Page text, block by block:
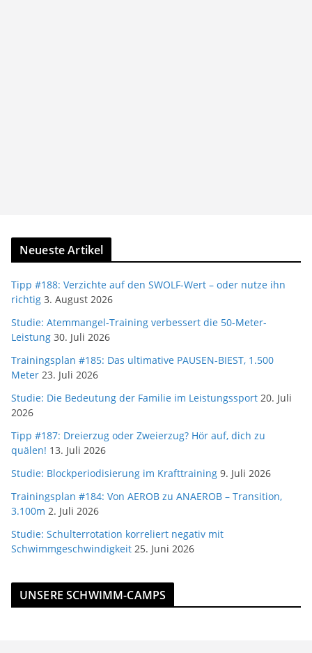
Neueste Artikel
Tipp #188: Verzichte auf den SWOLF-Wert – oder nutze ihn
richtig 3. August 2026
Studie: Atemmangel-Training verbessert die 50-Meter-
Leistung 30. Juli 2026
Trainingsplan #185: Das ultimative PAUSEN-BIEST, 1.500
Meter 23. Juli 2026
Studie: Die Bedeutung der Familie im Leistungssport 20. Juli
2026
Tipp #187: Dreierzug oder Zweierzug? Hör auf, dich zu
quälen! 13. Juli 2026
Studie: Blockperiodisierung im Krafttraining 9. Juli 2026
Trainingsplan #184: Von AEROB zu ANAEROB – Transition,
3.100m 2. Juli 2026
Studie: Schulterrotation korreliert negativ mit
Schwimmgeschwindigkeit 25. Juni 2026
UNSERE SCHWIMM-CAMPS